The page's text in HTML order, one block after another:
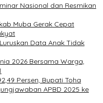
Nasional dan Resmikan
Muba Gerak Cepat
Data Anak Tidak
2026 Bersama Warga,
Persen, Bupati Toha
APBD 2025 ke